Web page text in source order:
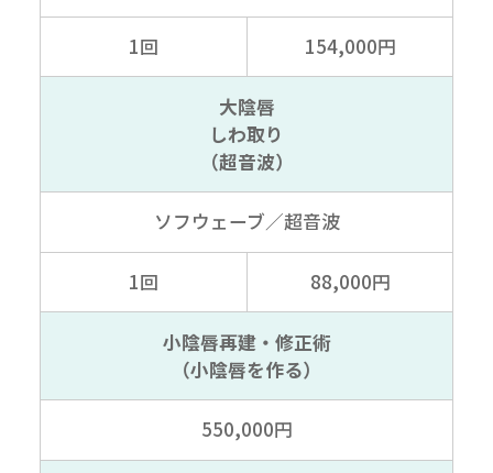
1回 154,000円
大陰唇
しわ取り
（超音波）
ソフウェーブ／超音波
1回 88,000円
小陰唇再建・修正術
（小陰唇を作る）
550,000円